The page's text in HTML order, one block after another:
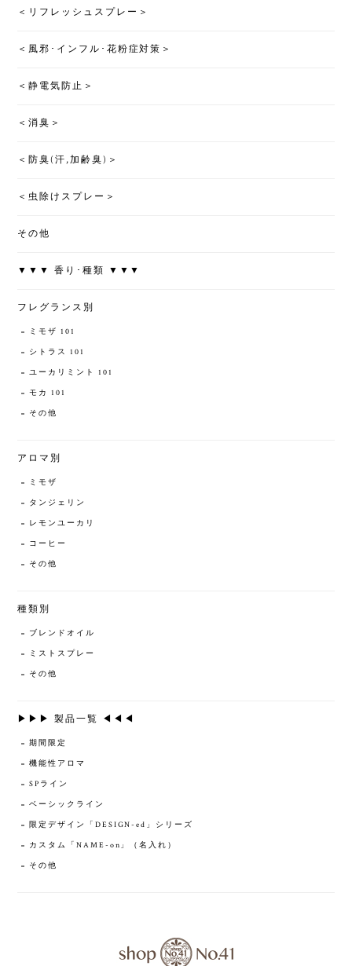
＜リフレッシュスプレー＞
＜風邪･インフル･花粉症対策＞
＜静電気防止＞
＜消臭＞
＜防臭(汗,加齢臭)＞
＜虫除けスプレー＞
その他
▼▼▼ 香り･種類 ▼▼▼
フレグランス別
ミモザ 101
シトラス 101
ユーカリミント 101
モカ 101
その他
アロマ別
ミモザ
タンジェリン
レモンユーカリ
コーヒー
その他
種類別
ブレンドオイル
ミストスプレー
その他
▶▶▶ 製品一覧 ◀◀◀
期間限定
機能性アロマ
SPライン
ベーシックライン
限定デザイン「DESIGN-ed」シリーズ
カスタム「NAME-on」（名入れ）
その他